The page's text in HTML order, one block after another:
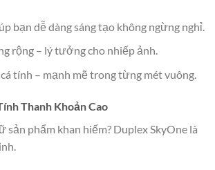
bạn dễ dàng sáng tạo không ngừng nghỉ.
rộng – lý tưởng cho nhiếp ảnh.
tính – mạnh mẽ trong từng mét vuông.
Thanh Khoản Cao
sản phẩm khan hiếm? Duplex SkyOne là